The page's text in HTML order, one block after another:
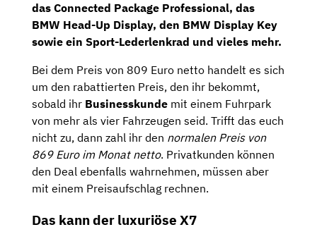
das Connected Package Professional, das
BMW Head-Up Display, den BMW Display Key
sowie ein Sport-Lederlenkrad und vieles mehr.
Bei dem Preis von 809 Euro netto handelt es sich
um den rabattierten Preis, den ihr bekommt,
sobald ihr Businesskunde mit einem Fuhrpark
von mehr als vier Fahrzeugen seid. Trifft das euch
nicht zu, dann zahl ihr den normalen Preis von
869 Euro im Monat netto. Privatkunden können
den Deal ebenfalls wahrnehmen, müssen aber
mit einem Preisaufschlag rechnen.
Das kann der luxuriöse X7